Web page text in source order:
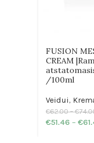
FUSION
CREAM
/100ml
Veidui,
€62.00–€
€51.46 – €